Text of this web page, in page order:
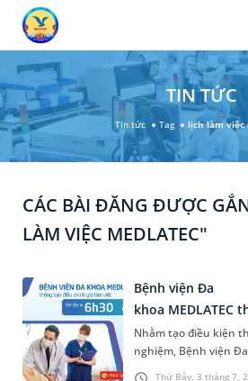
TIN TỨC
Tin tức Tag lịch làm việc
CÁC BÀI ĐĂNG ĐƯỢC
LÀM VIỆC MEDLATEC"
Thứ Bảy, 3 tháng 7,
Bệnh viện Đa
khoa MEDLATEC
Nhằm tạo điều kiện
nghiệm, Bệnh viện
báo điều chỉnh giờ